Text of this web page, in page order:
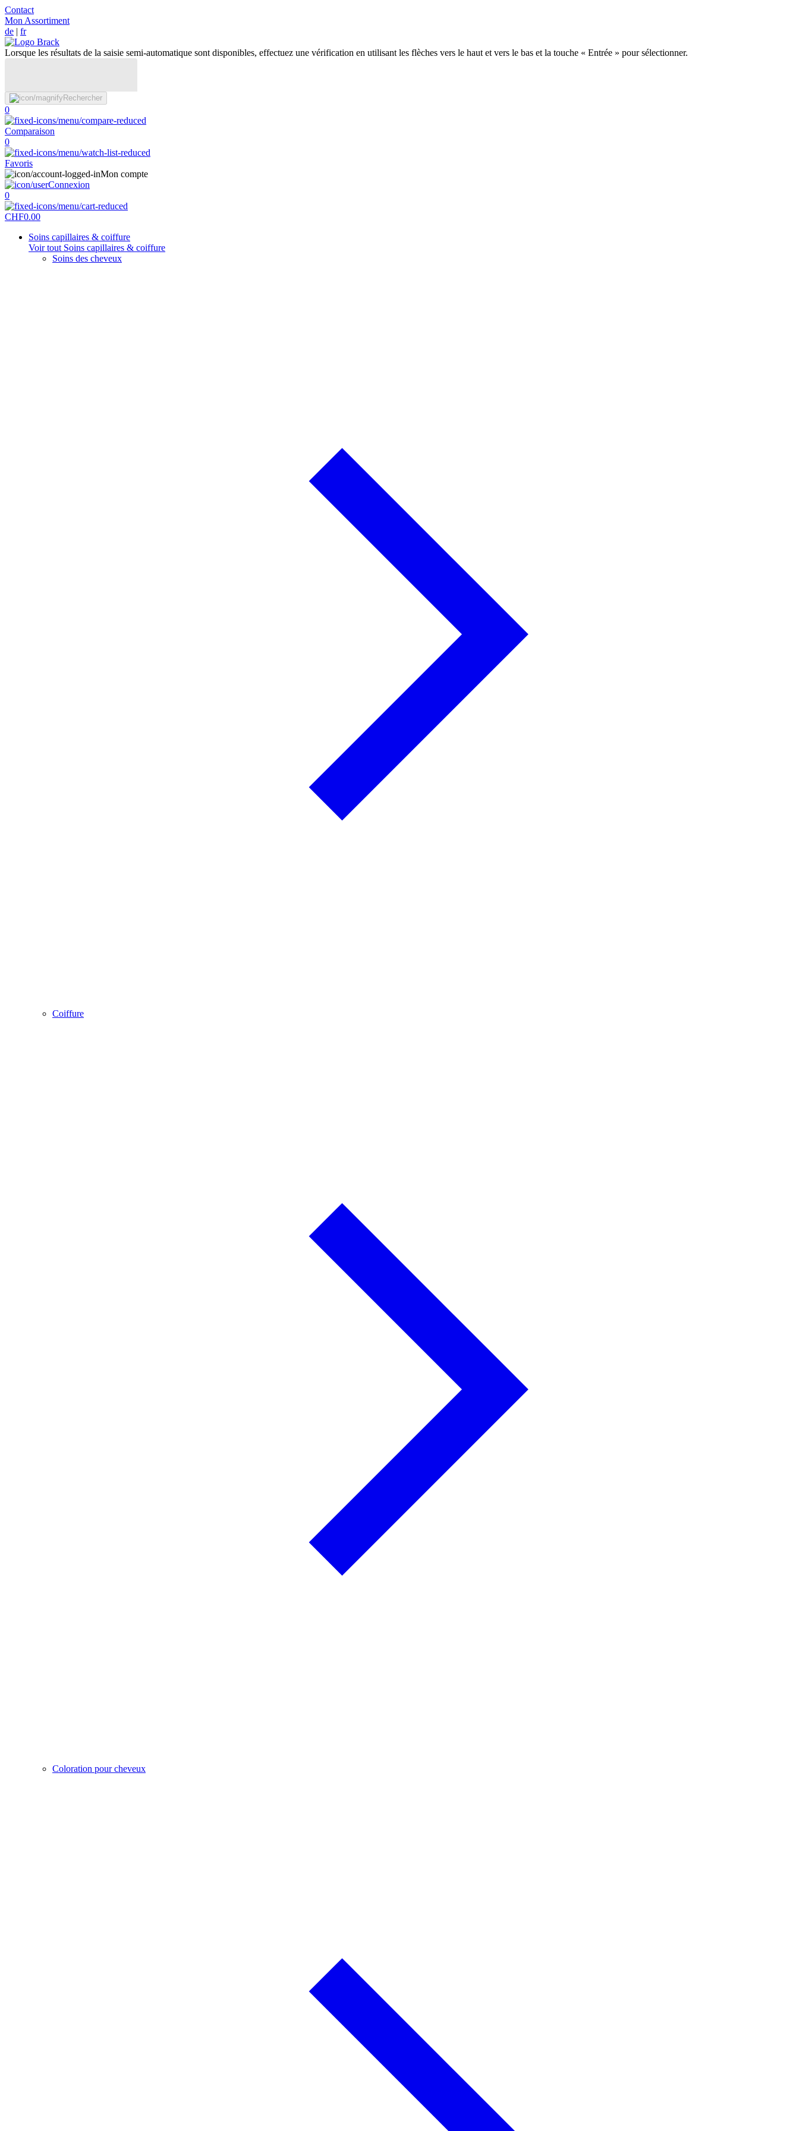
Contact
Mon Assortiment
de | fr
Lorsque les résultats de la saisie semi-automatique sont disponibles, effectuez une vérification en utilisant les flèches vers le haut et vers le bas et la touche « Entrée » pour sélectionner.
Rechercher
0
Comparaison
0
Favoris
Mon compte
Connexion
0
CHF0.00
Soins capillaires & coiffure
Voir tout Soins capillaires & coiffure
Soins des cheveux
Coiffure
Coloration pour cheveux